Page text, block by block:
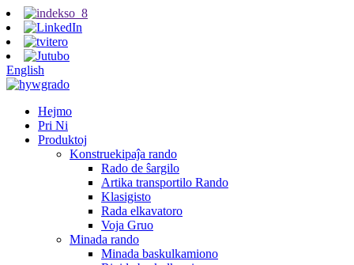
English
Hejmo
Pri Ni
Produktoj
Konstruekipaĵa rando
Rado de ŝargilo
Artika transportilo Rando
Klasigisto
Rada elkavatoro
Voja Gruo
Minada rando
Minada baskulkamiono